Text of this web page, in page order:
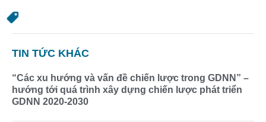
TIN TỨC KHÁC
“Các xu hướng và vấn đề chiến lược trong GDNN” –
hướng tới quá trình xây dựng chiến lược phát triển
GDNN 2020-2030